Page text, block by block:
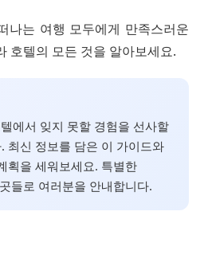
나는 여행 모두에게 만족스러운
호텔의 모든 것을 알아보세요.
에서 잊지 못할 경험을 선사할
최신 정보를 담은 이 가이드와
획을 세워보세요. 특별한
들로 여러분을 안내합니다.